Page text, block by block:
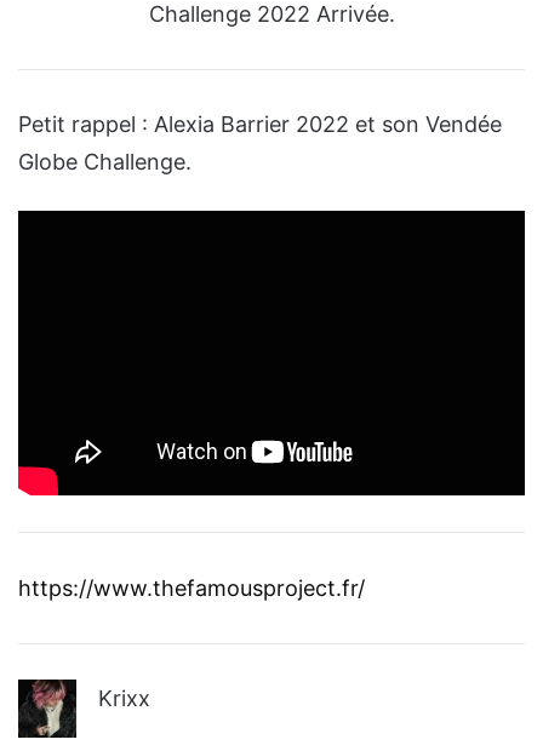
Challenge 2022 Arrivée.
Petit rappel : Alexia Barrier 2022 et son Vendée
Globe Challenge.
https://www.thefamousproject.fr/
Krixx